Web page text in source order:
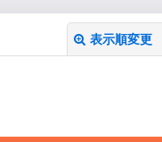
表示順変更